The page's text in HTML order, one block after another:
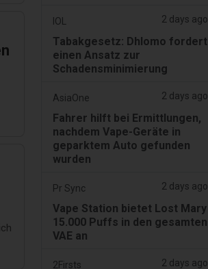
IOL 2 days ago
Tabakgesetz: Dhlomo fordert
einen Ansatz zur
Schadensminimierung
AsiaOne 2 days ago
Fahrer hilft bei Ermittlungen,
nachdem Vape-Geräte in
geparktem Auto gefunden
wurden
Pr Sync 2 days ago
Vape Station bietet Lost Mary
15.000 Puffs in den gesamten
VAE an
2Firsts 2 days ago